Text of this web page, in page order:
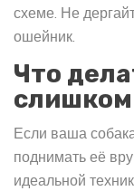
схеме. Не
ошейник.
Что
Если ваша
поднимать её
идеальной